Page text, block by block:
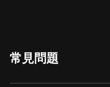
常見問題